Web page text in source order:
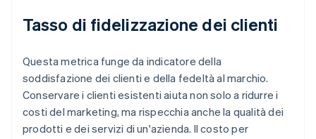
Tasso di fidelizzazione dei clienti
Questa metrica funge da indicatore della
soddisfazione dei clienti e della fedeltà al marchio.
Conservare i clienti esistenti aiuta non solo a ridurre i
costi del marketing, ma rispecchia anche la qualità dei
prodotti e dei servizi di un'azienda. Il costo per